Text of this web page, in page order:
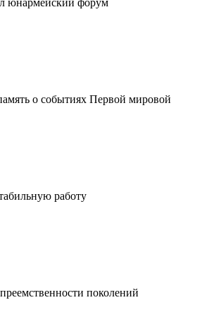
о событиях Первой мировой
работу
поколений